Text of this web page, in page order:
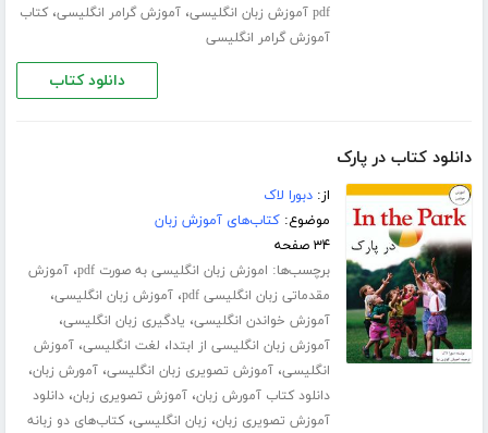
pdf آموزش زبان انگلیسی ،آموزش گرامر انگلیسی،کتاب
آموزش گرامر انگلیسی
دانلود کتاب
دانلود کتاب در پارک
از:دبورا لاک
موضوع:کتاب‌های آموزش زبان
۳۴ صفحه
برچسب‌ها: اموزش زبان انگلیسی به صورت pdf ،آموزش
مقدماتی زبان انگلیسی pdf
،آموزش زبان انگلیسی،
آموزش خواندن انگلیسی، یادگیری زبان انگلیسی،
آموزش زبان انگلیسی از ابتدا، لغت انگلیسی،آموزش
انگلیسی،آموزش تصویری زبان انگلیسی،آمورش زبان،
دانلود کتاب آمورش زبان،آموزش تصویری زبان،دانلود
آموزش تصویری زبان، زبان انگلیسی،کتاب‌های دو زبانه